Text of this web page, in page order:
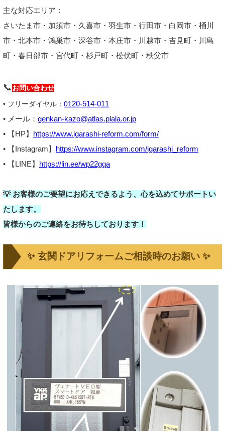
主な対応エリア：
さいたま市・加須市・久喜市・羽生市・行田市・白岡市・桶川
市・北本市・鴻巣市・深谷市・本庄市・川越市・吉見町・川島
町・春日部市・宮代町・杉戸町・松伏町・秩父市
📞お問い合わせ
• フリーダイヤル： 01 20-514-011
• メール： genkan-kazo@atlas.plala.or.jp
• 【HP】 https://www.igarashi-reform.com/form/
• 【Instagram】 https://www.instagram.com/igarashi_reform
• 【LINE】 https://lin.ee/wp22gqa
💡 お客様のご要望にお応えできるよう、心を込めてサポートい
たします。
皆様からのご連絡をお待ちしております！
✨ 玄関ドアリフォームご相談時のお願い ✨